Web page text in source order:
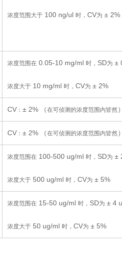
浓度范围大于 100 ng/ul 时， CV为 ± 2%
浓度范围在 0.05-10 mg/ml 时， SD为 ±
浓度大于 10 mg/ml 时， CV为 ± 2%
CV ： ± 2% （在可侦测的浓度范围内皆然）
CV ： ± 2% （在可侦测的浓度范围内皆然）
浓度范围在 100-500 ug/ml 时， SD为 ±
浓度大于 500 ug/ml 时， CV为 ± 5%
浓度范围在 15-50 ug/ml 时， SD为 ± 4
浓度大于 50 ug/ml 时， CV为 ± 5%